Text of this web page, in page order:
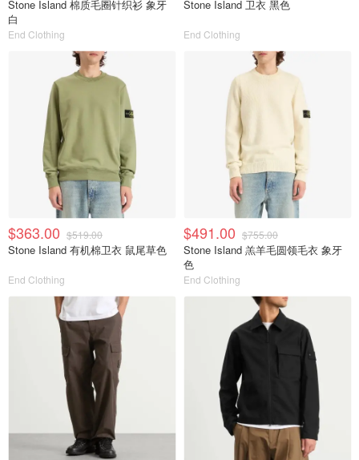
Stone Island 棉质毛圈针织衫 象牙
白
End Clothing
Stone Island 卫衣 黑色
End Clothing
$363.00 $519.00
Stone Island 有机棉卫衣 鼠尾草色
End Clothing
$491.00 $755.00
Stone Island 羔羊毛圆领毛衣 象牙
色
End Clothing